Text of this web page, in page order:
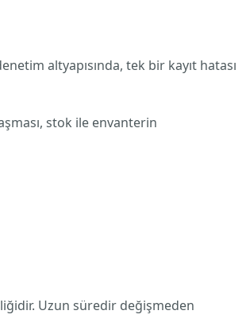
altyapısında, tek bir kayıt hatası
stok ile envanterin
Uzun süredir değişmeden